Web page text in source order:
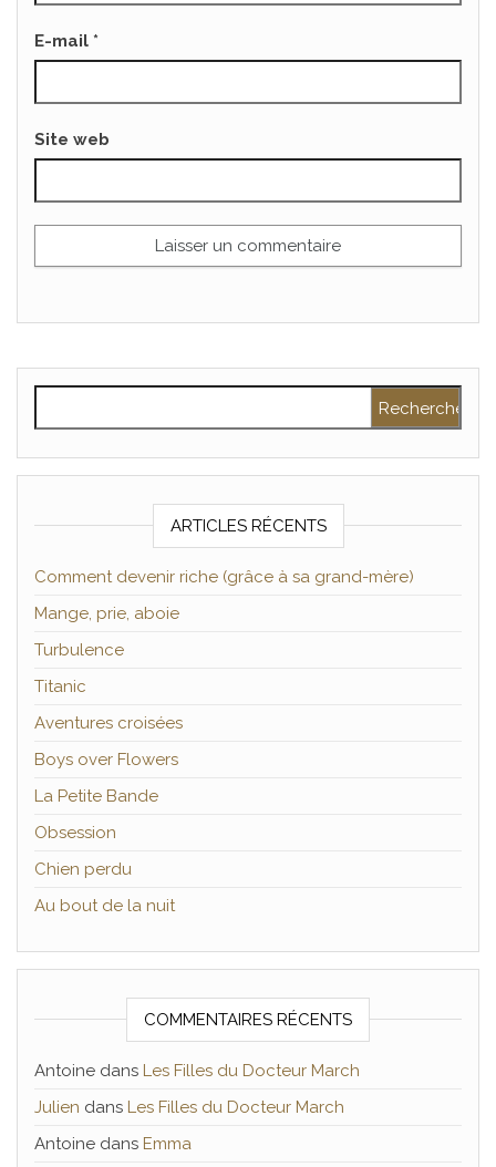
E-mail *
Site web
ARTICLES RÉCENTS
Comment devenir riche (grâce à sa grand-mère)
Mange, prie, aboie
Turbulence
Titanic
Aventures croisées
Boys over Flowers
La Petite Bande
Obsession
Chien perdu
Au bout de la nuit
COMMENTAIRES RÉCENTS
Antoine dans Les Filles du Docteur March
Julien dans Les Filles du Docteur March
Antoine dans Emma